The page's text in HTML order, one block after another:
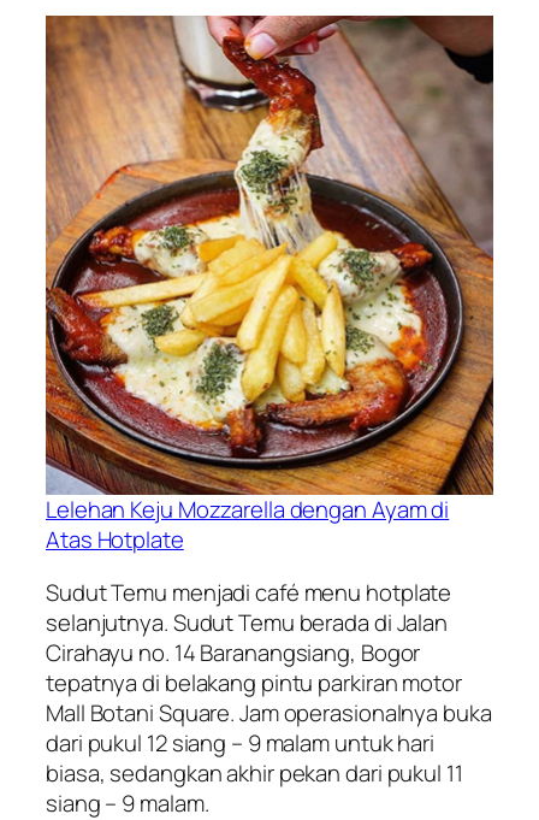
Lelehan Keju Mozzarella dengan Ayam di
Atas Hotplate
Sudut Temu menjadi café menu hotplate
selanjutnya. Sudut Temu berada di Jalan
Cirahayu no. 14 Baranangsiang, Bogor
tepatnya di belakang pintu parkiran motor
Mall Botani Square. Jam operasionalnya buka
dari pukul 12 siang – 9 malam untuk hari
biasa, sedangkan akhir pekan dari pukul 11
siang – 9 malam.